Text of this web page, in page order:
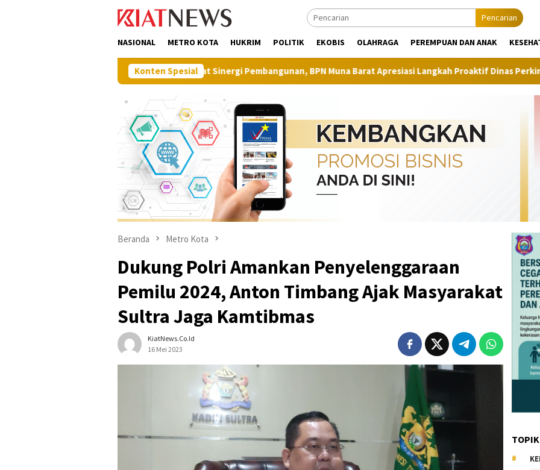
Pencarian
NASIONAL METRO KOTA HUKRIM POLITIK EKOBIS OLAHRAGA PEREMPUAN DAN ANAK
Konten Spesial
Perkuat Sinergi Pembangunan, BPN Muna Barat Apresiasi Langkah Proaktif Dinas Perkim Pilot
Beranda Metro Kota
Dukung Polri Amankan Penyelenggaraan
Pemilu 2024, Anton Timbang Ajak Masyarakat
Sultra Jaga Kamtibmas
KiatNews.co.id
16 Mei 2023